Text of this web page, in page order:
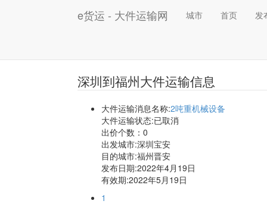
e货运 - 大件运输网 城市 首页 发
深圳到福州大件运输信息
大件运输消息名称:2吨重机械设备
大件运输状态:已取消
出价个数： 0
出发城市:深圳宝安
目的城市:福州晋安
发布日期:2022年4月19日
有效期:2022年5月19日
1